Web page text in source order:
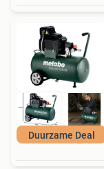
Duurzame Deal